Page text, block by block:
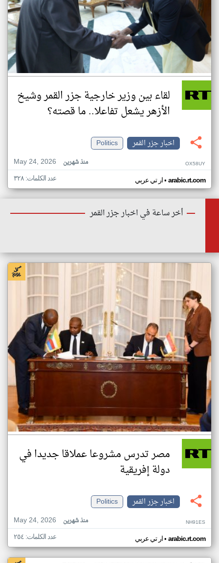
لقاء بين وزير خارجية جزر القمر وشيخ
الأزهر يشعل تفاعلا.. ما قصته؟
اخبار جزر القمر
Politics
May 24, 2026
منذ شهرين OX58UY
ار تي عربي• arabic.rt.com عدد الكلمات: ٣٢٨
أخر ساعة في اخبار جزر القمر
مصر تدرس مشروعا عملاقا جديدا في
دولة إفريقية
اخبار جزر القمر
Politics
May 24, 2026
منذ شهرين NH91ES
ار تي عربي• arabic.rt.com عدد الكلمات: ٢٥٤